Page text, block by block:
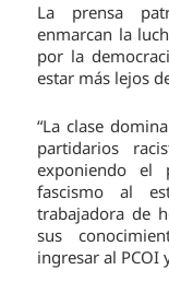
La prensa
enmarcan la
por la
estar más lejos
“La clase
partidarios
exponiendo el
fascismo al
trabajadora de
sus
ingresar al PCOI